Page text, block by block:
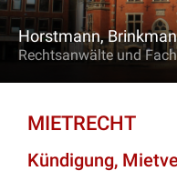
Horstmann,
Rechtsanwälte und
MIETRECHT
Kündigung,